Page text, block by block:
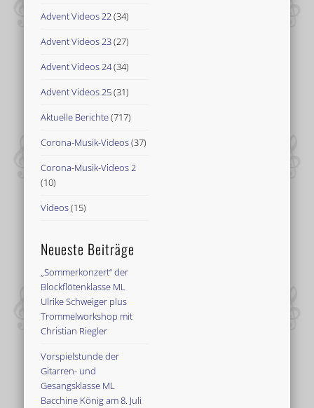
Advent Videos 22(34)
Advent Videos 23(27)
Advent Videos 24(34)
Advent Videos 25(31)
Aktuelle Berichte(717)
Corona-Musik-Videos(37)
Corona-Musik-Videos 2
(10)
Videos(15)
Neueste Beiträge
„Sommerkonzert“ der
Blockflötenklasse ML
Ulrike Schweiger plus
Trommelworkshop mit
Christian Riegler
Vorspielstunde der
Gitarren- und
Gesangsklasse ML
Bacchine König am 8. Juli